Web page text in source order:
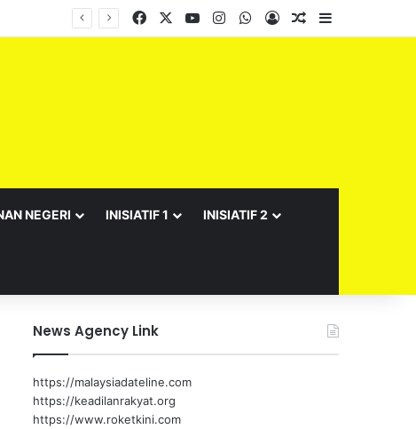
Facebook YouTubeInstagramWhatsApp
Log InRandom Article
NEGERI INISIATIF 1 INISIATIF 2
News Agency Link
https://malaysiadateline.com
https://keadilanrakyat.org
https://www.roketkini.com